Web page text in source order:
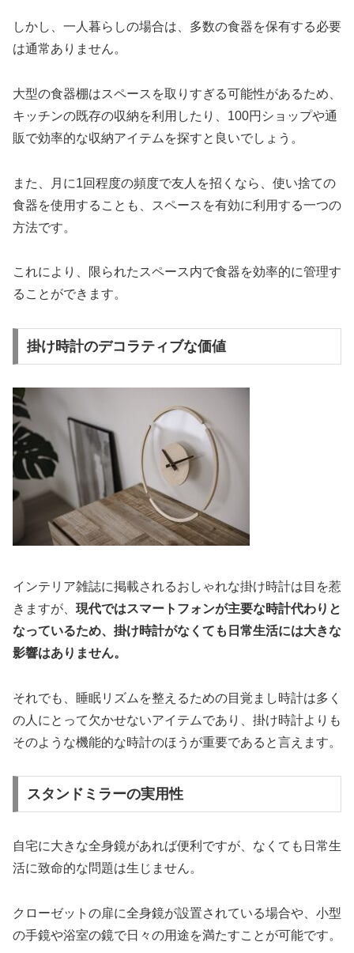
しかし、一人暮らしの場合は、多数の食器を保有する必要
は通常ありません。
大型の食器棚はスペースを取りすぎる可能性があるため、
キッチンの既存の収納を利用したり、100円ショップや通
販で効率的な収納アイテムを探すと良いでしょう。
また、月に1回程度の頻度で友人を招くなら、使い捨ての
食器を使用することも、スペースを有効に利用する一つの
方法です。
これにより、限られたスペース内で食器を効率的に管理す
ることができます。
掛け時計のデコラティブな価値
インテリア雑誌に掲載されるおしゃれな掛け時計は目を惹
きますが、 現代ではスマートフォンが主要な時計代わりと
なっているため、掛け時計がなくても日常生活には大きな
影響はありません。
それでも、睡眠リズムを整えるための目覚まし時計は多く
の人にとって欠かせないアイテムであり、掛け時計よりも
そのような機能的な時計のほうが重要であると言えます。
スタンドミラーの実用性
自宅に大きな全身鏡があれば便利ですが、なくても日常生
活に致命的な問題は生じません。
クローゼットの扉に全身鏡が設置されている場合や、小型
の手鏡や浴室の鏡で日々の用途を満たすことが可能です。